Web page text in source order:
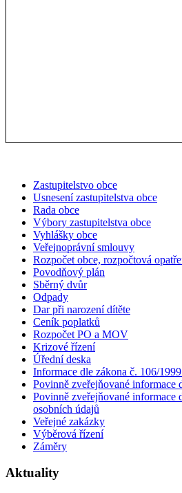
Zastupitelstvo obce
Usnesení zastupitelstva obce
Rada obce
Výbory zastupitelstva obce
Vyhlášky obce
Veřejnoprávní smlouvy
Rozpočet obce, rozpočtová
Povodňový plán
Sběrný dvůr
Odpady
Dar při narození dítěte
Ceník poplatků
Rozpočet PO a MOV
Krizové řízení
Úřední deska
Informace dle zákona č. 106/
Povinně zveřejňované informace
Povinně zveřejňované informace
osobních údajů
Veřejné zakázky
Výběrová řízení
Záměry
Aktuality